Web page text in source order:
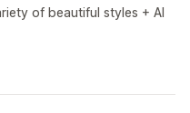
of beautiful styles + AI